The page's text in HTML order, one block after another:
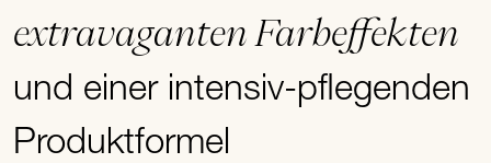
extravaganten Farbeffekten
und einer intensiv-pflegenden
Produktformel